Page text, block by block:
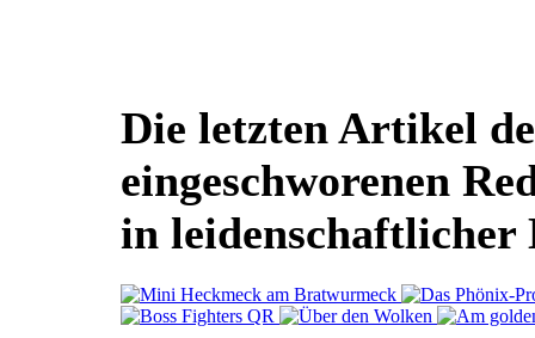
Die letzten Artikel
eingeschworenen
in